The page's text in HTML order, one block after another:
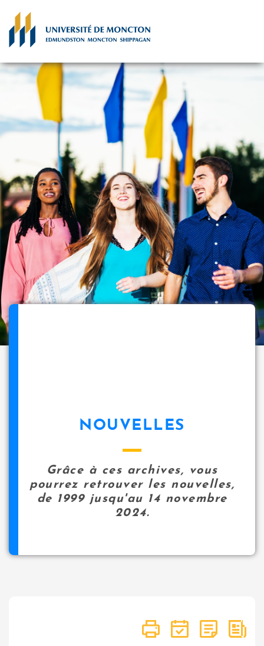
NOUVELLES
Grâce à ces archives, vous
pourrez retrouver les nouvelles,
de 1999 jusqu'au 14 novembre
2024.